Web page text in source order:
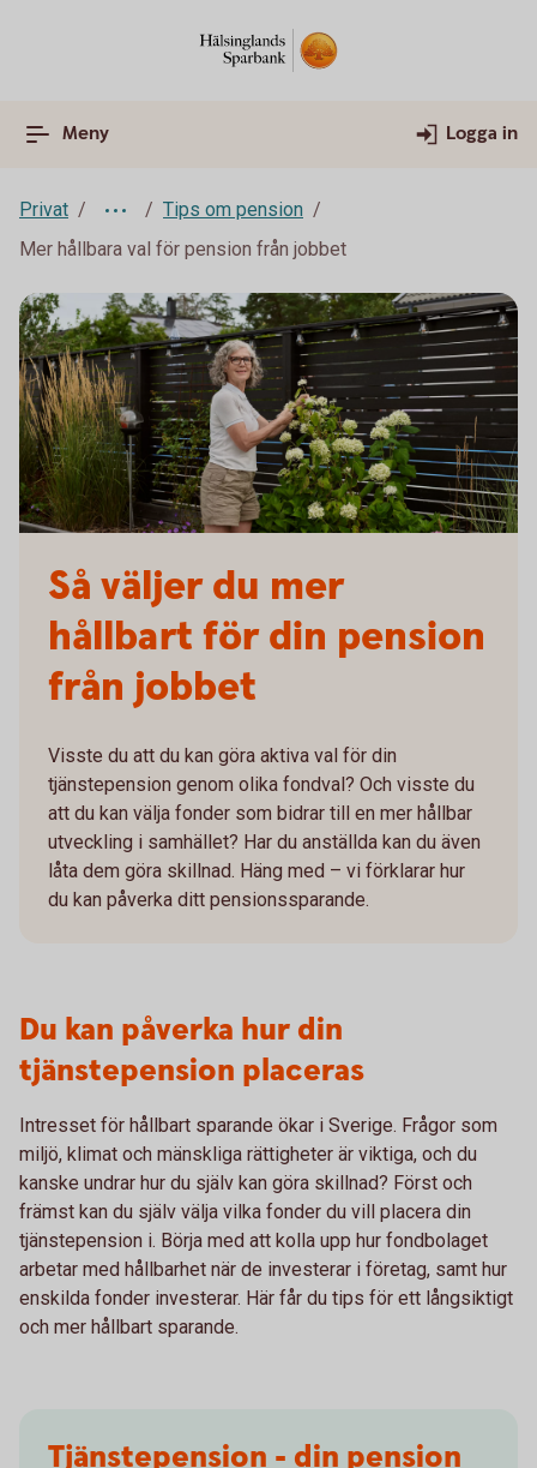
Meny Logga in
Privat
Tips om pension
Mer hållbara val för pension från jobbet
Så väljer du mer
hållbart för din pension
från jobbet
Visste du att du kan göra aktiva val för din
tjänstepension genom olika fondval? Och visste du
att du kan välja fonder som bidrar till en mer hållbar
utveckling i samhället? Har du anställda kan du även
låta dem göra skillnad. Häng med – vi förklarar hur
du kan påverka ditt pensionssparande.
Du kan påverka hur din
tjänstepension placeras
Intresset för hållbart sparande ökar i Sverige. Frågor som
miljö, klimat och mänskliga rättigheter är viktiga, och du
kanske undrar hur du själv kan göra skillnad? Först och
främst kan du själv välja vilka fonder du vill placera din
tjänstepension i. Börja med att kolla upp hur fondbolaget
arbetar med hållbarhet när de investerar i företag, samt hur
enskilda fonder investerar. Här får du tips för ett långsiktigt
och mer hållbart sparande.
Tjänstepension - din pension